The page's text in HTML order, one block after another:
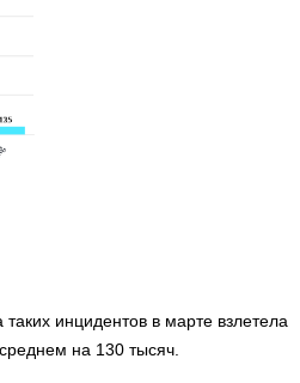
инцидентов в марте взлетела
на 130 тысяч.